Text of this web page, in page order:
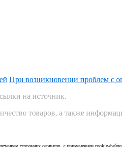
При возникновении проблем с
на источник.
товаров, а также
сторонних сервисов, с применением cookie-